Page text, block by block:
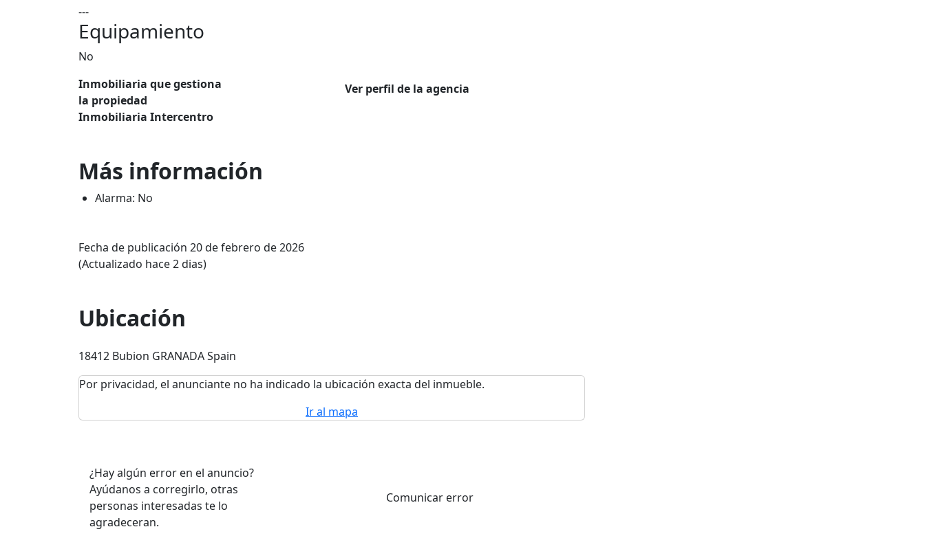
---
Equipamiento
No
Inmobiliaria que gestiona
la propiedad
Inmobiliaria Intercentro
Ver perfil de la agencia
Más información
Alarma: No
Fecha de publicación 20 de febrero de 2026
(Actualizado hace 2 dias)
Ubicación
18412 Bubion GRANADA Spain
Por privacidad, el anunciante no ha indicado la ubicación exacta del inmueble.
Ir al mapa
¿Hay algún error en el anuncio?
Ayúdanos a corregirlo, otras
personas interesadas te lo
agradeceran.
Comunicar error